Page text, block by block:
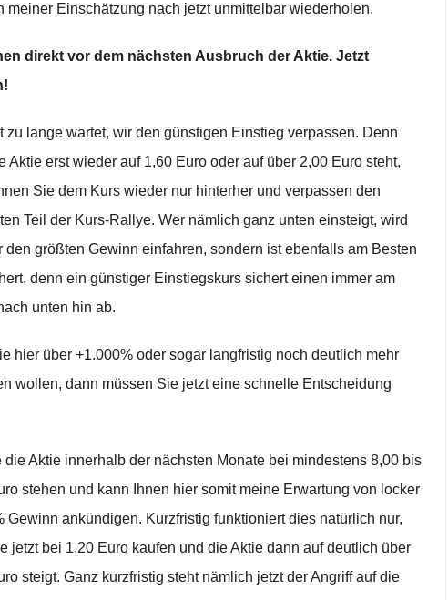
meiner Einschätzung nach jetzt unmittelbar wiederholen.
direkt vor dem nächsten Ausbruch der Aktie. Jetzt
zu lange wartet, wir den günstigen Einstieg verpassen. Denn
Aktie erst wieder auf 1,60 Euro oder auf über 2,00 Euro steht,
Sie dem Kurs wieder nur hinterher und verpassen den
Teil der Kurs-Rallye. Wer nämlich ganz unten einsteigt, wird
den größten Gewinn einfahren, sondern ist ebenfalls am Besten
denn ein günstiger Einstiegskurs sichert einen immer am
unten hin ab.
hier über +1.000% oder sogar langfristig noch deutlich mehr
wollen, dann müssen Sie jetzt eine schnelle Entscheidung
die Aktie innerhalb der nächsten Monate bei mindestens 8,00 bis
stehen und kann Ihnen hier somit meine Erwartung von locker
Gewinn ankündigen. Kurzfristig funktioniert dies natürlich nur,
jetzt bei 1,20 Euro kaufen und die Aktie dann auf deutlich über
steigt. Ganz kurzfristig steht nämlich jetzt der Angriff auf die